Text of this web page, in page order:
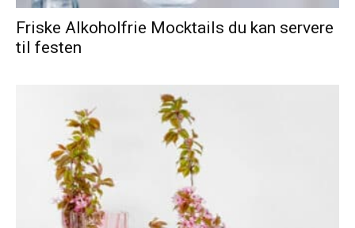
Friske Alkoholfrie Mocktails du kan servere
til festen